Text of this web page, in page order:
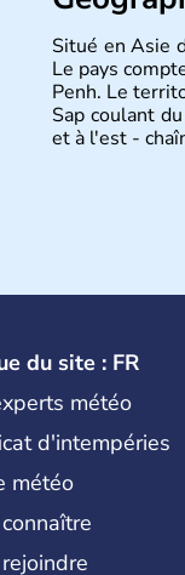
Situé en Asie
Le pays
Penh. Le
Sap coulant
et à l'est -
du site : FR
météo
d'intempéries
météo